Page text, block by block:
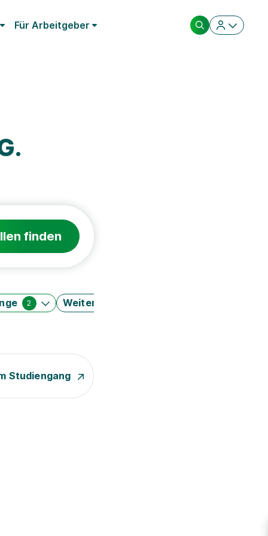
Für Arbeitgeber
finden
2 Weitere Filter
Studiengang